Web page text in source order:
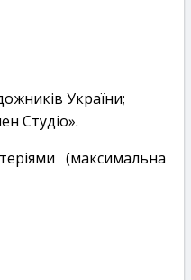
України;
Студіо».
(максимальна